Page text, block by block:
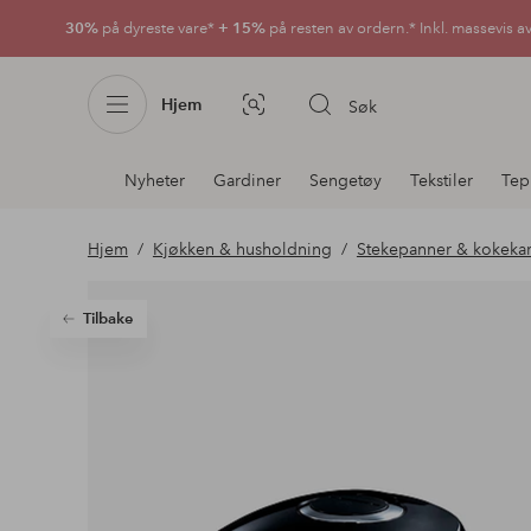
30% på dyreste vare* + 15% på resten av ordern.* Inkl. massevis
Hjem Bildesøk Søk
Avdelingsnavigering
Nyheter Gardiner Sengetøy Tekstiler
Hjem Kjøkken & husholdning Stekepanner & kokekar
Tilbake